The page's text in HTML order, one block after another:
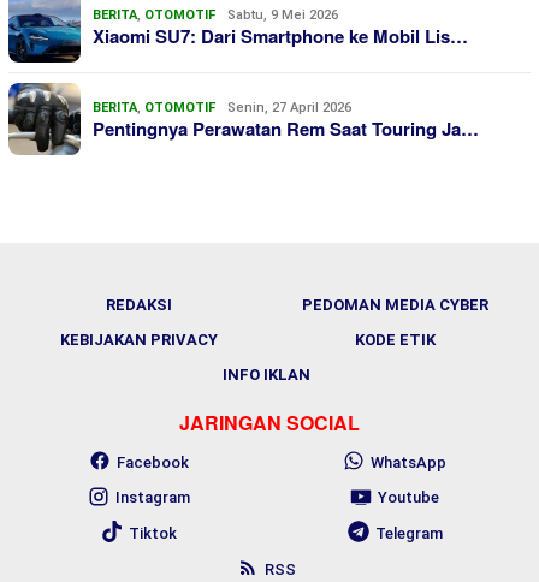
BERITA, OTOMOTIF Sabtu, 9 Mei 2026
Xiaomi SU7: Dari Smartphone ke Mobil Lis…
BERITA, OTOMOTIF Senin, 27 April 2026
Pentingnya Perawatan Rem Saat Touring Ja…
REDAKSI
PEDOMAN MEDIA CYBER
KEBIJAKAN PRIVACY
KODE ETIK
INFO IKLAN
JARINGAN SOCIAL
Facebook
WhatsApp
Instagram
Youtube
Tiktok
Telegram
RSS